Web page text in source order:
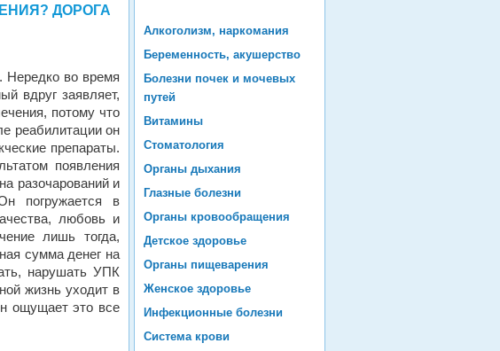
ДОРОГА
Нередко во время
вдруг заявляет,
потому что
реабилитации он
препараты.
появления
разочарований и
погружается в
любовь и
лишь тогда,
сумма денег на
нарушать УПК
жизнь уходит в
ощущает это все
Алкоголизм, наркомания
Беременность, акушерство
Болезни почек и мочевых
путей
Витамины
Стоматология
Органы дыхания
Глазные болезни
Органы кровообращения
Детское здоровье
Органы пищеварения
Женское здоровье
Инфекционные болезни
Система крови